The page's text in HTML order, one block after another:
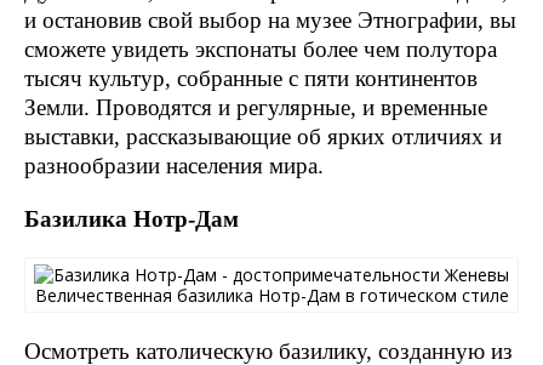
и остановив свой выбор на музее Этнографии, вы
сможете увидеть экспонаты более чем полутора
тысяч культур, собранные с пяти континентов
Земли. Проводятся и регулярные, и временные
выставки, рассказывающие об ярких отличиях и
разнообразии населения мира.
Базилика Нотр-Дам
Величественная базилика Нотр-Дам в готическом стиле
Осмотреть католическую базилику, созданную из